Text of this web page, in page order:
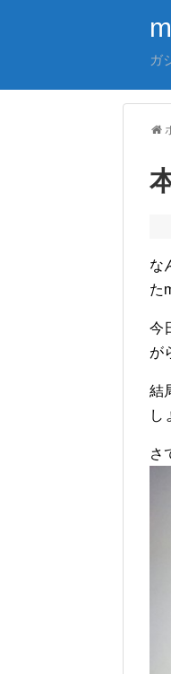
ガ
な
た
今
が
結
し
さ